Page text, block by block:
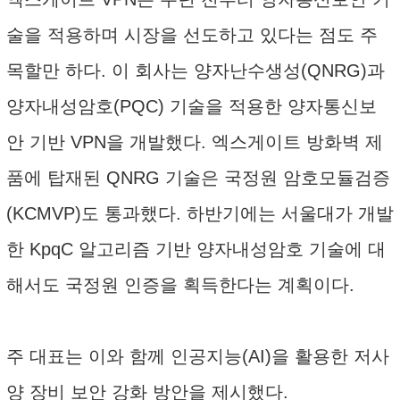
술을 적용하며 시장을 선도하고 있다는 점도 주
목할만 하다. 이 회사는 양자난수생성(QNRG)과
양자내성암호(PQC) 기술을 적용한 양자통신보
안 기반 VPN을 개발했다. 엑스게이트 방화벽 제
품에 탑재된 QNRG 기술은 국정원 암호모듈검증
(KCMVP)도 통과했다. 하반기에는 서울대가 개발
한 KpqC 알고리즘 기반 양자내성암호 기술에 대
해서도 국정원 인증을 획득한다는 계획이다.
주 대표는 이와 함께 인공지능(AI)을 활용한 저사
양 장비 보안 강화 방안을 제시했다.